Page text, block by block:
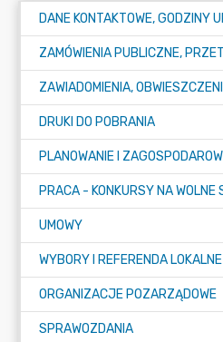
DRUKI DO POBRANIA
UMOWY
WYBORY I REFERENDA LOKALNE
ORGANIZACJE POZARZĄDOWE
SPRAWOZDANIA